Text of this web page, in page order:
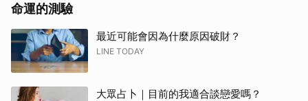
命運的測驗
最近可能會因為什麼原因破財？
LINE TODAY
大眾占卜｜目前的我適合談戀愛嗎？